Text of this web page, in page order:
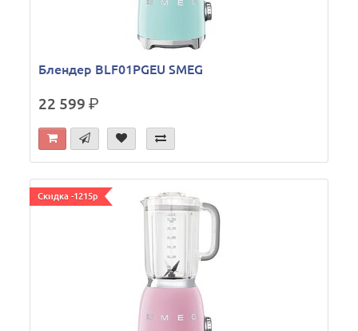
Блендер BLF01PGEU SMEG
22 599р.
Скидка -1215р